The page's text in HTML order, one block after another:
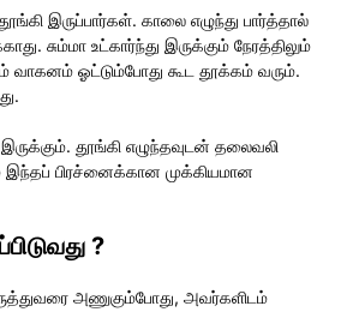
இருப்பார்கள். காலை எழுந்து பார்த்தால்
சும்மா உட்கார்ந்து இருக்கும் நேரத்திலும்
வாகனம் ஓட்டும்போது கூட தூக்கம் வரும்.
தூங்கி எழுந்தவுடன் தலைவலி
பிரச்னைக்கான முக்கியமான
?
அணுகும்போது, அவர்களிடம்